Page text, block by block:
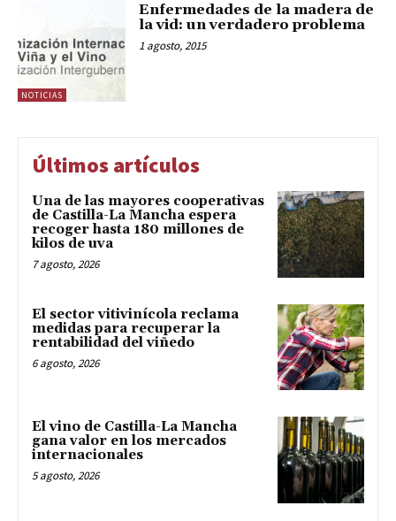
NOTICIAS
Enfermedades de la madera de
la vid: un verdadero problema
1 agosto, 2015
Últimos artículos
Una de las mayores cooperativas
de Castilla-La Mancha espera
recoger hasta 180 millones de
kilos de uva
7 agosto, 2026
El sector vitivinícola reclama
medidas para recuperar la
rentabilidad del viñedo
6 agosto, 2026
El vino de Castilla-La Mancha
gana valor en los mercados
internacionales
5 agosto, 2026